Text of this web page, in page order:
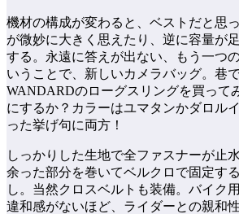
機材の構成が変わると、ベストだと思
が微妙に大きく思えたり、逆に容量が
する。永遠に答えが出ない、もう一つ
いうことで、新しいカメラバッグ。巷
WANDARDのローグスリングを買って
にするか？カラーはユマタンかダロル
った挙げ句に両方！
しっかりした生地で全ファスナーが止
余った部分を巻いてベルクロで固定す
し。当然クロスベルトも装備。バイク
違和感がないほど、ライダーとの親和